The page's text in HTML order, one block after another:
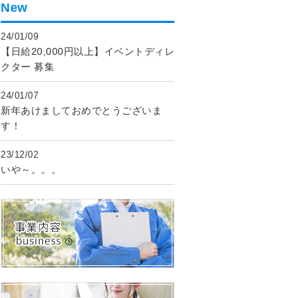
New
24/01/09
【日給20,000円以上】イベントディレ
クター 募集
24/01/07
新年あけましておめでとうございま
す！
23/12/02
いや～。。。